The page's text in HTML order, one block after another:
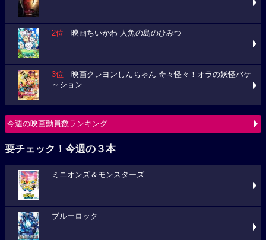
2位 映画ちいかわ 人魚の島のひみつ
3位 映画クレヨンしんちゃん 奇々怪々！オラの妖怪バケ
～ション
今週の映画動員数ランキング
要チェック！今週の３本
ミニオンズ＆モンスターズ
ブルーロック